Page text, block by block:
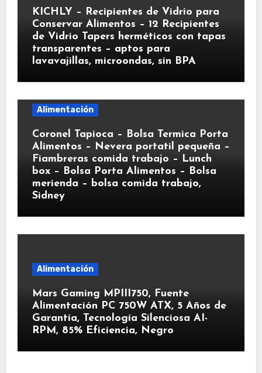
KICHLY – Recipientes de Vidrio para
Conservar Alimentos – 12 Recipientes
de Vidrio Tapers herméticos con tapas
transparentes – aptos para
lavavajillas, microondas, sin BPA
Alimentación
Coronel Tapioca – Bolsa Termica Porta
Alimentos – Nevera portatil pequeña –
Fiambreras comida trabajo – Lunch
box – Bolsa Porta Alimentos – Bolsa
merienda – bolsa comida trabajo,
Sidney
Alimentación
Mars Gaming MPIII750, Fuente
Alimentación PC 750W ATX, 5 Años de
Garantía, Tecnología Silenciosa AI-
RPM, 85% Eficiencia, Negro